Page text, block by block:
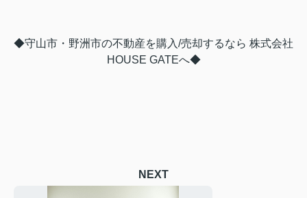
◆守山市・野洲市の不動産を購入/売却するなら 株式会社
HOUSE GATEへ◆
NEXT